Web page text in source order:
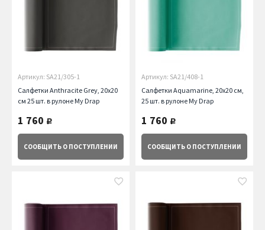
Артикул: SA21/305-1
Салфетки Anthracite Grey, 20х20
см 25 шт. в рулоне My Drap
1 760 руб.
СООБЩИТЬ О ПОСТУПЛЕНИИ
Артикул: SA21/408-1
Салфетки Aquamarine, 20х20 см,
25 шт. в рулоне My Drap
1 760 руб.
СООБЩИТЬ О ПОСТУПЛЕНИИ